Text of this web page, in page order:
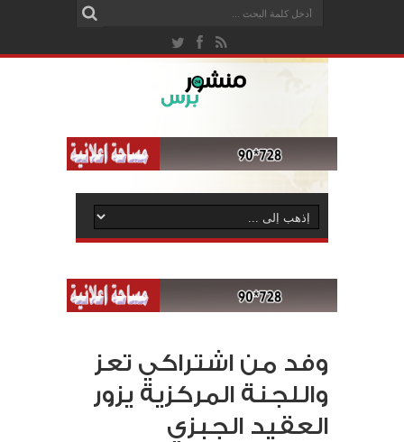
وفد من اشتراكي تعز
واللجنة المركزية يزور
العقيد الجبزي